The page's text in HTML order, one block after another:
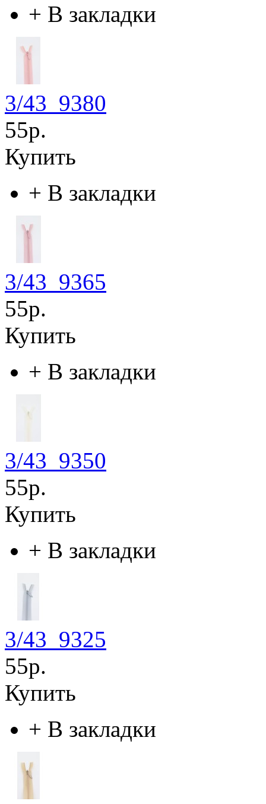
+ В закладки
3/43_9380
55р.
Купить
+ В закладки
3/43_9365
55р.
Купить
+ В закладки
3/43_9350
55р.
Купить
+ В закладки
3/43_9325
55р.
Купить
+ В закладки